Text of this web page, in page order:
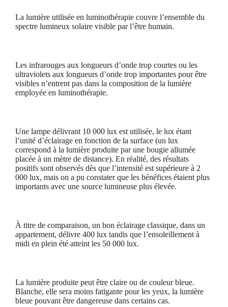
La lumière utilisée en luminothérapie couvre l’ensemble du
spectre lumineux solaire visible par l’être humain.
Les infrarouges aux longueurs d’onde trop courtes ou les
ultraviolets aux longueurs d’onde trop importantes pour être
visibles n’entrent pas dans la composition de la lumière
employée en luminothérapie.
Une lampe délivrant 10 000 lux est utilisée, le lux étant
l’unité d’éclairage en fonction de la surface (un lux
correspond à la lumière produite par une bougie allumée
placée à un mètre de distance). En réalité, des résultats
positifs sont observés dès que l’intensité est supérieure à 2
000 lux, mais on a pu constater que les bénéfices étaient plus
importants avec une source lumineuse plus élevée.
À titre de comparaison, un bon éclairage classique, dans un
appartement, délivre 400 lux tandis que l’ensoleillement à
midi en plein été atteint les 50 000 lux.
La lumière produite peut être claire ou de couleur bleue.
Blanche, elle sera moins fatigante pour les yeux, la lumière
bleue pouvant être dangereuse dans certains cas.